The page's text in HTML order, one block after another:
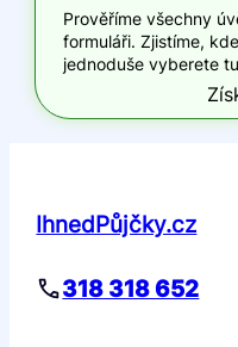
Prověříme všechny
formuláři. Zjistíme,
jednoduše vyberete
IhnedPůjčky.cz
318 318 652